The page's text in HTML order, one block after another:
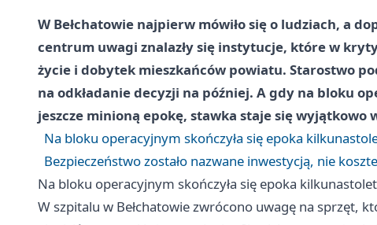
W Bełchatowie najpierw mówiło się o ludziach, a
centrum uwagi znalazły się instytucje, które w
życie i dobytek mieszkańców powiatu. Starostwo
na odkładanie decyzji na później. A gdy na bloku
jeszcze minioną epokę, stawka staje się wyjątkowo
Na bloku operacyjnym skończyła się epoka
Bezpieczeństwo zostało nazwane inwestycją, nie
Na bloku operacyjnym skończyła się epoka
W szpitalu w Bełchatowie zwrócono uwagę na sprzęt,